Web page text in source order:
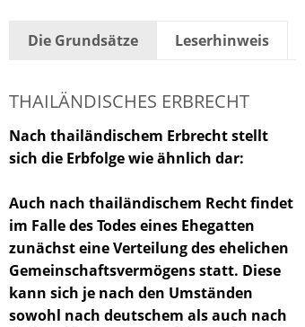
Die Grundsätze Leserhinweis
THAILÄNDISCHES ERBRECHT
Nach thailändischem Erbrecht stellt
sich die Erbfolge wie ähnlich dar:
Auch nach thailändischem Recht findet
im Falle des Todes eines Ehegatten
zunächst eine Verteilung des ehelichen
Gemeinschaftsvermögens statt. Diese
kann sich je nach den Umständen
sowohl nach deutschem als auch nach